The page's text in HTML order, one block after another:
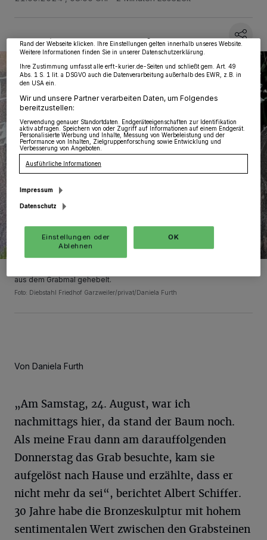
aus dem Grabmal gehebelt.
Foto: Diebstahl Friedhof Garzweiler/privat/Daniela Furth
Von Daniela Furth
„Am Samstag, 24. August, war ich
nachmittags hier, da stand der Baum noch.
Als meine Frau dann am darauffolgenden
Donnerstag das Grab besuchte, kam sie
aufgelöst nach Hause und erzählte, dass er
nicht mehr da sei“, berichtet Albert Schiffer.
30 Jahre habe die Bronzeskulptur mit hohem
sentimentalen Wert zwischen den Grabsteinen
Partner verarbeiten Daten, um Ihnen Dienste bereitzustellen“ aufgeführten
Rand der Webseite klicken. Ihre Einstellungen gelten innerhalb unseres Website.
Weitere Informationen finden Sie in unserer Datenschutzerklärung.
Ihre Zustimmung umfasst alle erft-kurier.de-Seiten und schließt gem. Art. 49
Abs. 1 S. 1 lit. a DSGVO auch die Datenverarbeitung außerhalb des EWR, z.B. in
den USA ein.
Wir und unsere Partner verarbeiten Daten, um Folgendes
bereitzustellen:
Verwendung genauer Standortdaten. Endgeräteeigenschaften zur Identifikation
aktiv abfragen. Speichern von oder Zugriff auf Informationen auf einem Endgerät.
Personalisierte Werbung und Inhalte, Messung von Werbeleistung und der
Performance von Inhalten, Zielgruppenforschung sowie Entwicklung und
Verbesserung von Angeboten.
Ausführliche Informationen
Impressum
Datenschutz
Einstellungen oder
Ablehnen
OK